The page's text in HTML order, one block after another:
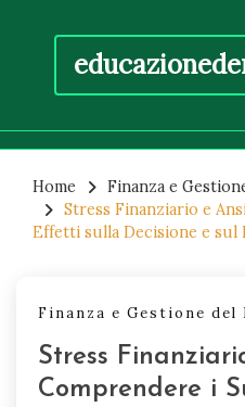
content
Home
Finanza e
Stress Finanziario e
Effetti sulla Decisione e sul
Finanza e Gestione del
Stress
Comprendere i